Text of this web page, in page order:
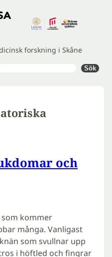
forskning i Skåne
Sök
och
kommer
många. Vanligast
som svullnar upp
i höftled och fingrar